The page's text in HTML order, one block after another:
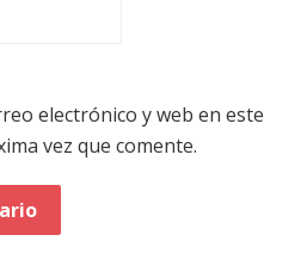
electrónico y web en este
vez que comente.